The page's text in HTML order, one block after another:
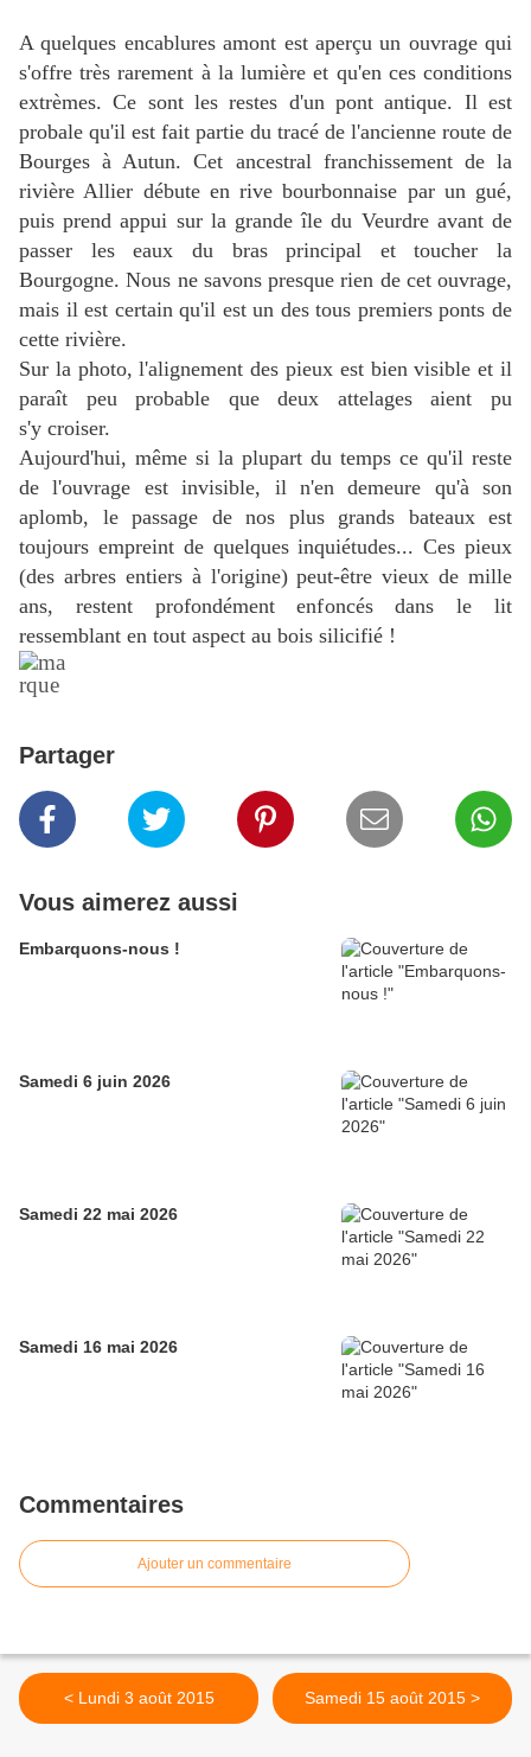
A quelques encablures amont est aperçu un ouvrage qui
s'offre très rarement à la lumière et qu'en ces conditions
extrèmes. Ce sont les restes d'un pont antique. Il est
probale qu'il est fait partie du tracé de l'ancienne route de
Bourges à Autun. Cet ancestral franchissement de la
rivière Allier débute en rive bourbonnaise par un gué,
puis prend appui sur la grande île du Veurdre avant de
passer les eaux du bras principal et toucher la
Bourgogne. Nous ne savons presque rien de cet ouvrage,
mais il est certain qu'il est un des tous premiers ponts de
cette rivière.
Sur la photo, l'alignement des pieux est bien visible et il
paraît peu probable que deux attelages aient pu
s'y croiser.
Aujourd'hui, même si la plupart du temps ce qu'il reste
de l'ouvrage est invisible, il n'en demeure qu'à son
aplomb, le passage de nos plus grands bateaux est
toujours empreint de quelques inquiétudes... Ces pieux
(des arbres entiers à l'origine) peut-être vieux de mille
ans, restent profondément enfoncés dans le lit
ressemblant en tout aspect au bois silicifié !
Partager
Vous aimerez aussi
Embarquons-nous !
Samedi 6 juin 2026
Samedi 22 mai 2026
Samedi 16 mai 2026
Commentaires
Ajouter un commentaire
< Lundi 3 août 2015 Samedi 15 août 2015 >